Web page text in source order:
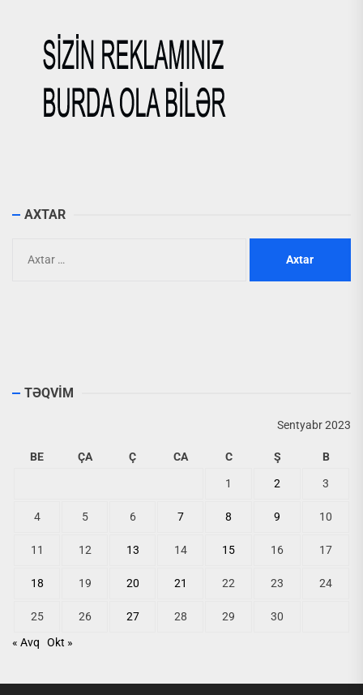
AXTAR
TƏQVİM
Sentyabr 2023
BE ÇA Ç CA C Ş B
1 2 3
4 5 6 7 8 9 10
11 12 13 14 15 16 17
18 19 20 21 22 23 24
25 26 27 28 29
30
« Avq
Okt »